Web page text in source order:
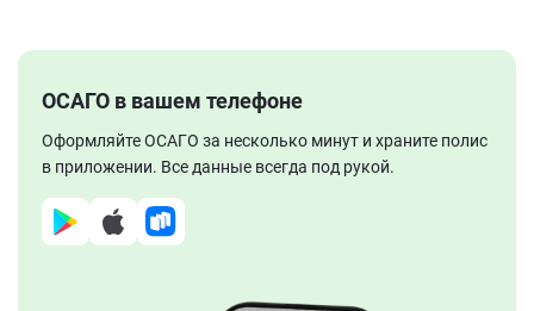
ОСАГО в вашем телефоне
Оформляйте ОСАГО за несколько минут и храните полис
в приложении. Все данные всегда под рукой.